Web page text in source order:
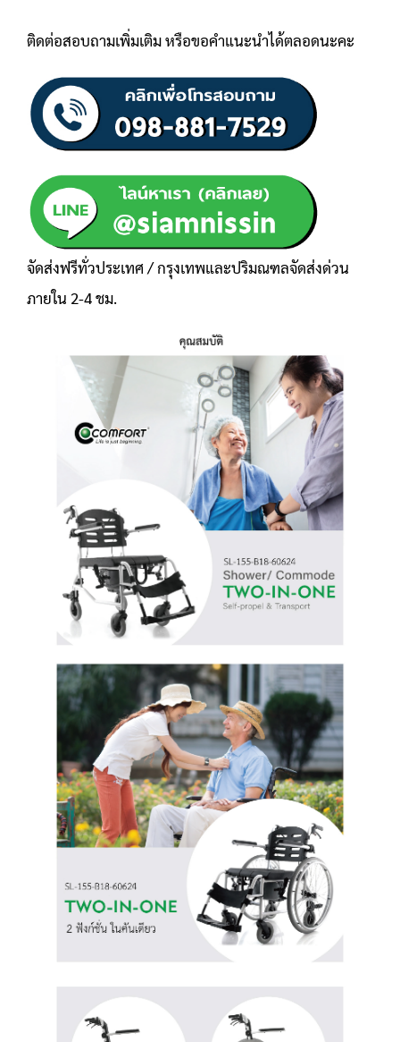
ติดต่อสอบถามเพิ่มเติม หรือขอคำแนะนำได้ตลอดนะคะ
จัดส่งฟรีทั่วประเทศ / กรุงเทพและปริมณฑลจัดส่งด่วน
ภายใน 2-4 ชม.